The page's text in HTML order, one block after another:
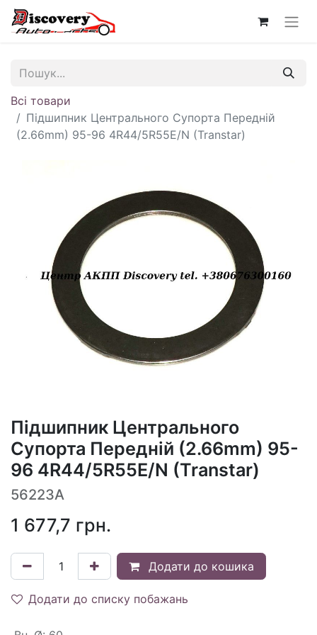
Всі товари
Підшипник Центрального Супорта Передній
(2.66mm) 95-96 4R44/5R55E/N (Transtar)
Підшипник Центрального
Супорта Передній (2.66mm) 95-
96 4R44/5R55E/N (Transtar)
56223A
1 677,7 грн.
Додати до кошика
Додати до списку побажань